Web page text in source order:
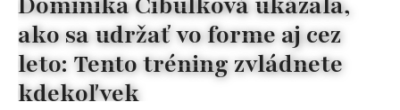
ako sa udržať vo forme aj cez
leto: Tento tréning zvládnete
kdekoľvek